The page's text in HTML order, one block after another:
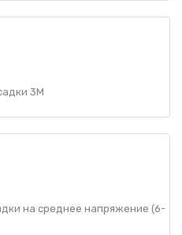
3M
на среднее напряжение (6-